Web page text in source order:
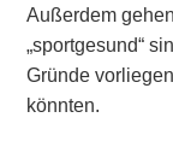
Außerdem
„sportgesund“
Gründe
könnten.